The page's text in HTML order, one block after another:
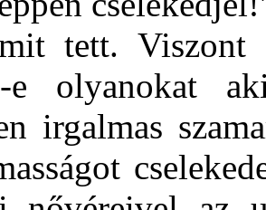
tett.
e olyanokat
irgalmas